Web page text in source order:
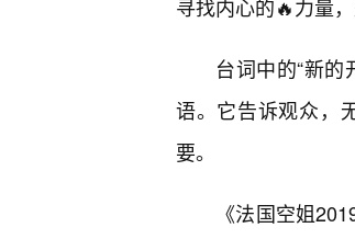
寻找内心的🔥力量
台词中的“新
语。它告诉观众，
要。
《法国空姐